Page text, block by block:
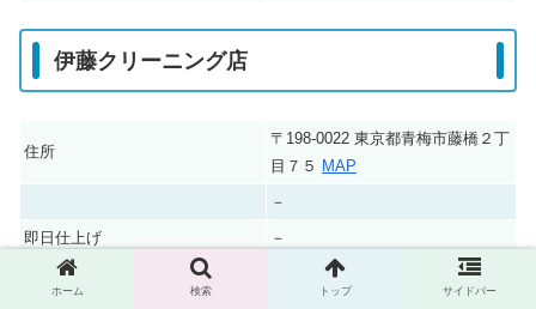
伊藤クリーニング店
住所
〒198-0022 東京都青梅市藤橋２丁
目７５ MAP
－
即日仕上げ
－
営業時間
ホーム 検索 トップ サイドバー